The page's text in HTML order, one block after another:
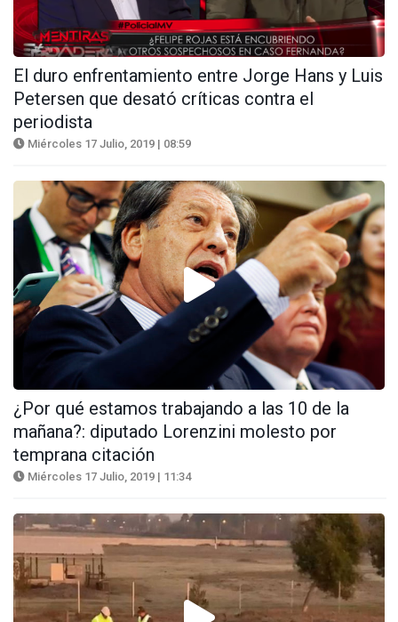
El duro enfrentamiento entre Jorge Hans y Luis
Petersen que desató críticas contra el
periodista
Miércoles 17 Julio, 2019 | 08:59
¿Por qué estamos trabajando a las 10 de la
mañana?: diputado Lorenzini molesto por
temprana citación
Miércoles 17 Julio, 2019 | 11:34